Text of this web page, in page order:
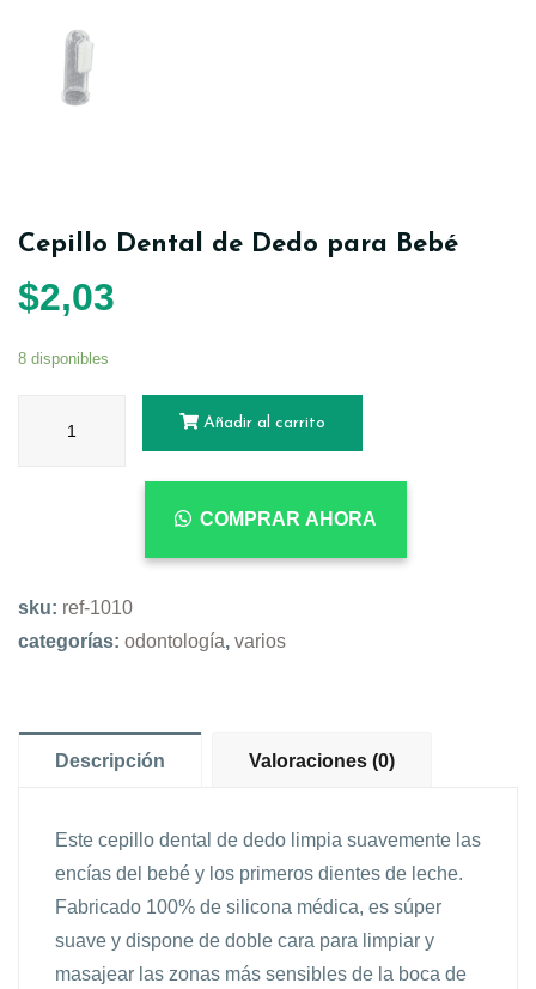
Cepillo Dental de Dedo para Bebé
$2,03
8 disponibles
Añadir al carrito
COMPRAR AHORA
sku: ref-1010
categorías: odontología, varios
Descripción Valoraciones (0)
Este cepillo dental de dedo limpia suavemente las
encías del bebé y los primeros dientes de leche.
Fabricado 100% de silicona médica, es súper
suave y dispone de doble cara para limpiar y
masajear las zonas más sensibles de la boca de